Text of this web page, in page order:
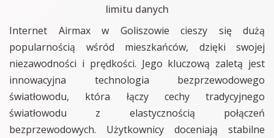
limitu danych
Internet Airmax w Goliszowie cieszy się dużą
popularnością wśród mieszkańców, dzięki swojej
niezawodności i prędkości. Jego kluczową zaletą jest
innowacyjna technologia bezprzewodowego
światłowodu, która łączy cechy tradycyjnego
światłowodu z elastycznością połączeń
bezprzewodowych. Użytkownicy doceniają stabilne